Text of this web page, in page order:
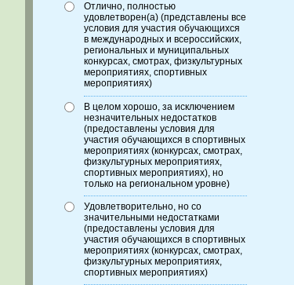
Отлично, полностью
удовлетворен(а) (представлены все
условия для участия обучающихся
в международных и всероссийских,
региональных и муниципальных
конкурсах, смотрах, физкультурных
мероприятиях, спортивных
мероприятиях)
В целом хорошо, за исключением
незначительных недостатков
(предоставлены условия для
участия обучающихся в спортивных
мероприятиях (конкурсах, смотрах,
физкультурных мероприятиях,
спортивных мероприятиях), но
только на региональном уровне)
Удовлетворительно, но со
значительными недостатками
(предоставлены условия для
участия обучающихся в спортивных
мероприятиях (конкурсах, смотрах,
физкультурных мероприятиях,
спортивных мероприятиях)